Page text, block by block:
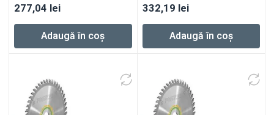
277,04 lei
Adaugă în coș
332,19 lei
Adaugă în coș